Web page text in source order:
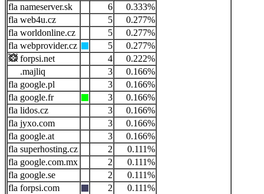
nameserver.sk
6
0.333%
web4u.cz
5
0.277%
worldonline.cz
5
0.277%
webprovider.cz
5
0.277%
forpsi.net
4
0.222%
.majliq
3
0.166%
google.pl
3
0.166%
google.fr
3
0.166%
lidos.cz
3
0.166%
jyxo.com
3
0.166%
google.at
3
0.166%
superhosting.cz
2
0.111%
google.com.mx
2
0.111%
google.se
2
0.111%
forpsi.com
2
0.111%